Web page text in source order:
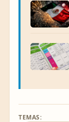
TEMAS: